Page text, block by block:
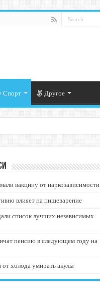
Спорт Другое
вакцину от наркозависимости
влияет на пищеварение
список лучших независимых
пенсию в следующем году на
холода умирать акулы